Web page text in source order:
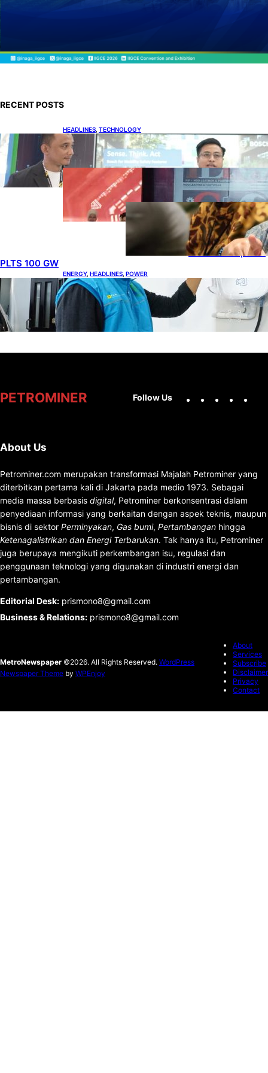
RECENT POSTS
HEADLINES TECHNOLOGY
Teknologi Keselamatan, Penentu Baru
Persaingan Industri Otomotif
DOWNSTREAM HEADLINES, PETROLEUM
Terbuka, Peluang Usaha bagi
IKM Alas Kaki Lokal
ENERGY, HEADLINES
RENEWABLE
IESR:
Kepemimpinan
Terpadu jadi
Kunci Percepatan
PLTS 100 GW
ENERGY, HEADLINES POWER
Ada 21.865 Pelanggan Baru Gunakan Home
Charging Services PLN
PETROMINER Follow Us
About Us
Petrominer.com merupakan transformasi Majalah Petrominer yang
diterbitkan pertama kali di Jakarta pada medio 1973. Sebagai
media massa berbasis digital, Petrominer berkonsentrasi dalam
penyediaan informasi yang berkaitan dengan aspek teknis, maupun
bisnis di sektor Perminyakan, Gas bumi, Pertambangan hingga
Ketenagalistrikan dan Energi Terbarukan. Tak hanya itu, Petrominer
juga berupaya mengikuti perkembangan isu, regulasi dan
penggunaan teknologi yang digunakan di industri energi dan
pertambangan.
Editorial Desk: prismono8@gmail.com
Business & Relations: prismono8@gmail.com
MetroNewspaper ©2026. All Rights Reserved. WordPress
Newspaper Theme by WPEnjoy
About
Services
Subscribe
Disclaimer
Privacy
Contact